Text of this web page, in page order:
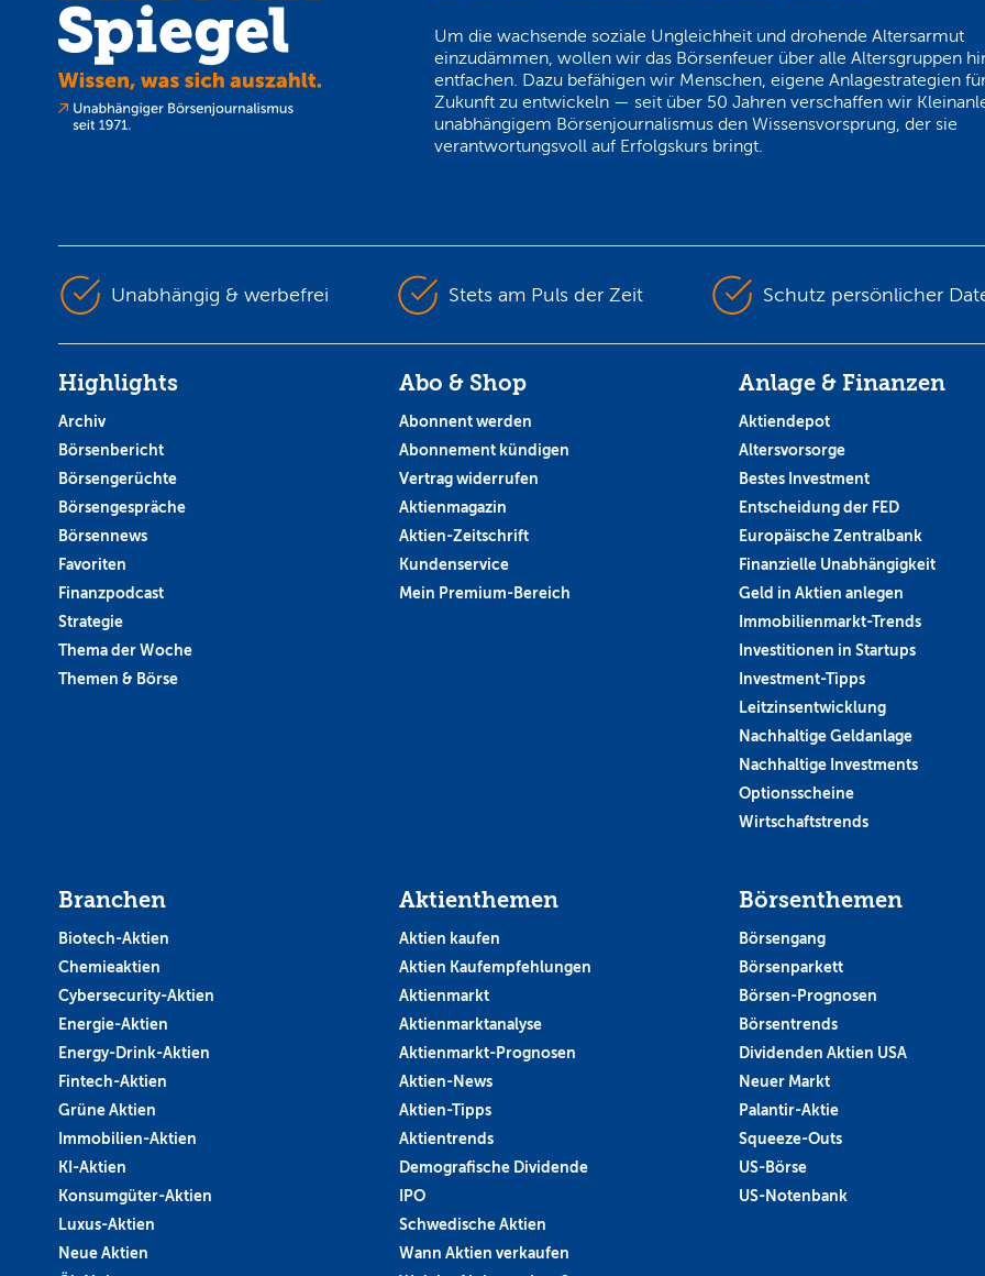
Um die wachsende soziale Ungleichheit und drohende Altersarmut
einzudämmen, wollen wir das Börsenfeuer über alle Altersgruppen
entfachen. Dazu befähigen wir Menschen, eigene Anlagestrategien
Zukunft zu entwickeln — seit über 50 Jahren verschaffen wir
unabhängigem Börsenjournalismus den Wissensvorsprung, der sie
verantwortungsvoll auf Erfolgskurs bringt.
Unabhängig & werbefrei Stets am Puls der Zeit Schutz persönlicher
Highlights
Archiv
Börsenbericht
Börsengerüchte
Börsengespräche
Börsennews
Favoriten
Finanzpodcast
Strategie
Thema der Woche
Themen & Börse
Abo & Shop
Abonnent werden
Abonnement kündigen
Vertrag widerrufen
Aktienmagazin
Aktien-Zeitschrift
Kundenservice
Mein Premium-Bereich
Anlage & Finanzen
Aktiendepot
Altersvorsorge
Bestes Investment
Entscheidung der FED
Europäische Zentralbank
Finanzielle Unabhängigkeit
Geld in Aktien anlegen
Immobilienmarkt-Trends
Investitionen in Startups
Investment-Tipps
Leitzinsentwicklung
Nachhaltige Geldanlage
Nachhaltige Investments
Optionsscheine
Wirtschaftstrends
Branchen
Biotech-Aktien
Chemieaktien
Cybersecurity-Aktien
Energie-Aktien
Energy-Drink-Aktien
Fintech-Aktien
Grüne Aktien
Immobilien-Aktien
KI-Aktien
Konsumgüter-Aktien
Luxus-Aktien
Neue Aktien
Aktienthemen
Aktien kaufen
Aktien Kaufempfehlungen
Aktienmarkt
Aktienmarktanalyse
Aktienmarkt-Prognosen
Aktien-News
Aktien-Tipps
Aktientrends
Demografische Dividende
IPO
Schwedische Aktien
Wann Aktien verkaufen
Börsenthemen
Börsengang
Börsenparkett
Börsen-Prognosen
Börsentrends
Dividenden Aktien USA
Neuer Markt
Palantir-Aktie
Squeeze-Outs
US-Börse
US-Notenbank